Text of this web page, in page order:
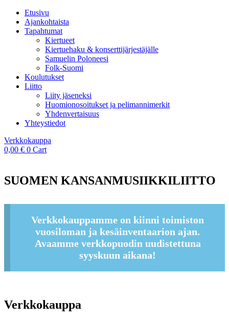
Etusivu
Ajankohtaista
Tapahtumat
Kiertueet
Kiertuehaku & konserttijärjestäjälle
Samuelin Poloneesi
Folk-Suomi
Koulutukset
Liitto
Liity jäseneksi
Huomionosoitukset ja pelimannimerkit
Yhdenvertaisuus
Yhteystiedot
Verkkokauppa
0,00 € 0 Cart
SUOMEN KANSANMUSIIKKILIITTO
Verkkokauppamme on kiinni toimiston
vuosiloman ja kesäinventaarion ajan.
Avaamme verkkopuodin uudistettuna
syyskuun aikana!
Verkkokauppa